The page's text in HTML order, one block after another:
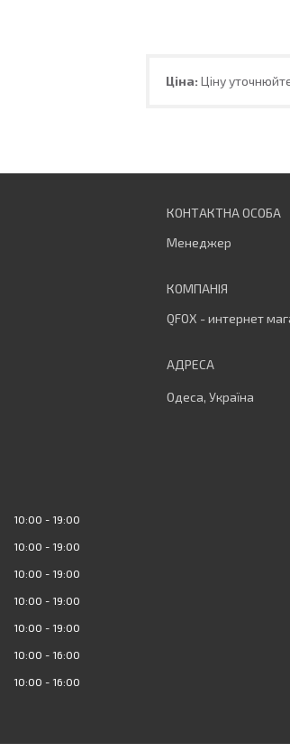
Ціна: Ціну
Менеджер
QFOX - интернет
Одеса, Україна
10:00 19:00
10:00 19:00
10:00 19:00
10:00 19:00
10:00 19:00
10:00 16:00
10:00 16:00